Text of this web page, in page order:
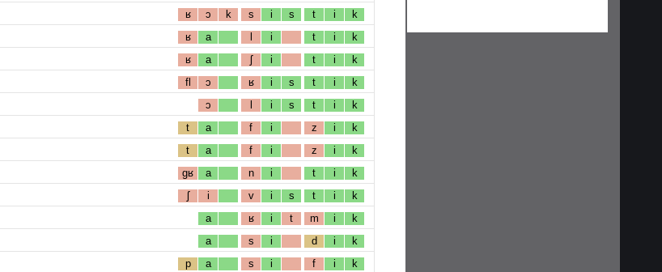
ʁ ɔ k s i s t i k
ʁ a l i t i k
ʁ a ʃ i t i k
fl ɔ ʁ i s t i k
ɔ l i s t i k
t a f i z i k
t a f i z i k
gʁ a n i t i k
ʃ i v i s t i k
a ʁ i t m i k
a s i d i k
p a s i f i k